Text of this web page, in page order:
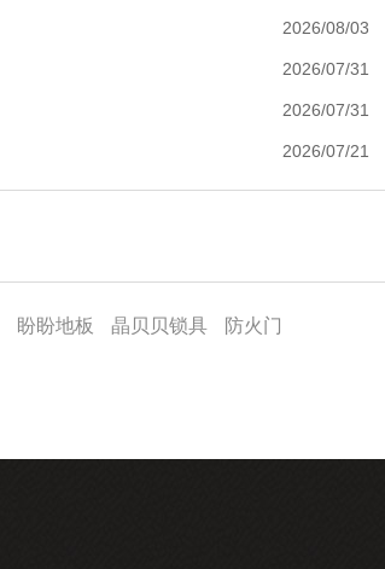
2026/08/03
2026/07/31
2026/07/31
2026/07/21
盼盼地板 晶贝贝锁具 防火门